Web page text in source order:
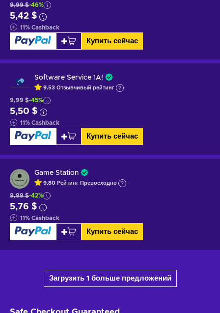
9,99 $-46%
5,42 $
11% Cashback
Купить сейчас
Software Service 1A!
9.53 Отзывчивый рейтинг
9,99 $-45%
5,50 $
11% Cashback
Купить сейчас
Game Station
9.80 Рейтинг Превосходно
9,99 $-42%
5,76 $
11% Cashback
Купить сейчас
Загрузить 1 больше предложений